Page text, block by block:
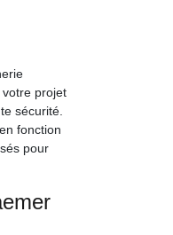
projet
sécurité.
fonction
pour